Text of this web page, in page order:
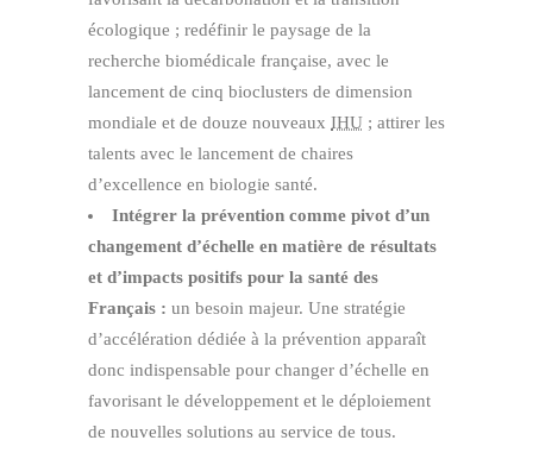
écologique ; redéfinir le paysage de la
recherche biomédicale française, avec le
lancement de cinq bioclusters de dimension
mondiale et de douze nouveaux IHU ; attirer les
talents avec le lancement de chaires
d’excellence en biologie santé.
Intégrer la prévention comme pivot d’un
changement d’échelle en matière de résultats
et d’impacts positifs pour la santé des
Français : un besoin majeur. Une stratégie
d’accélération dédiée à la prévention apparaît
donc indispensable pour changer d’échelle en
favorisant le développement et le déploiement
de nouvelles solutions au service de tous.